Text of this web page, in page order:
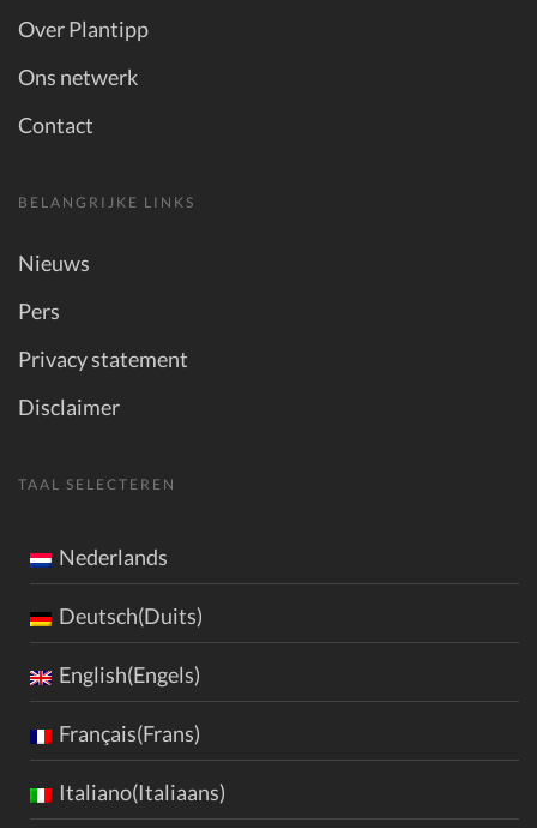
Over Plantipp
Ons netwerk
Contact
BELANGRIJKE LINKS
Nieuws
Pers
Privacy statement
Disclaimer
TAAL SELECTEREN
Nederlands
Deutsch(Duits)
English(Engels)
Français(Frans)
Italiano(Italiaans)